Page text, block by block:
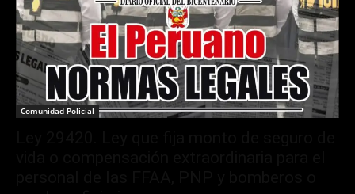
Comunidad Policial